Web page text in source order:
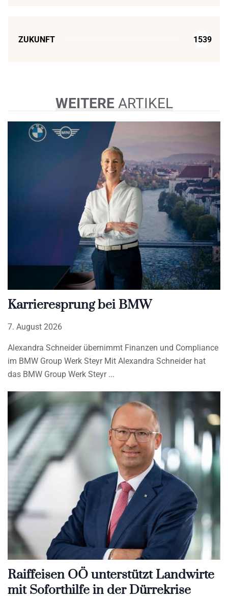
ZUKUNFT 1539
WEITEREARTIKEL
Karrieresprung bei BMW
7. August 2026
Alexandra Schneider übernimmt Finanzen und Compliance
im BMW Group Werk Steyr Mit Alexandra Schneider hat
das BMW Group Werk Steyr
Raiffeisen OÖ unterstützt Landwirte
mit Soforthilfe in der Dürrekrise